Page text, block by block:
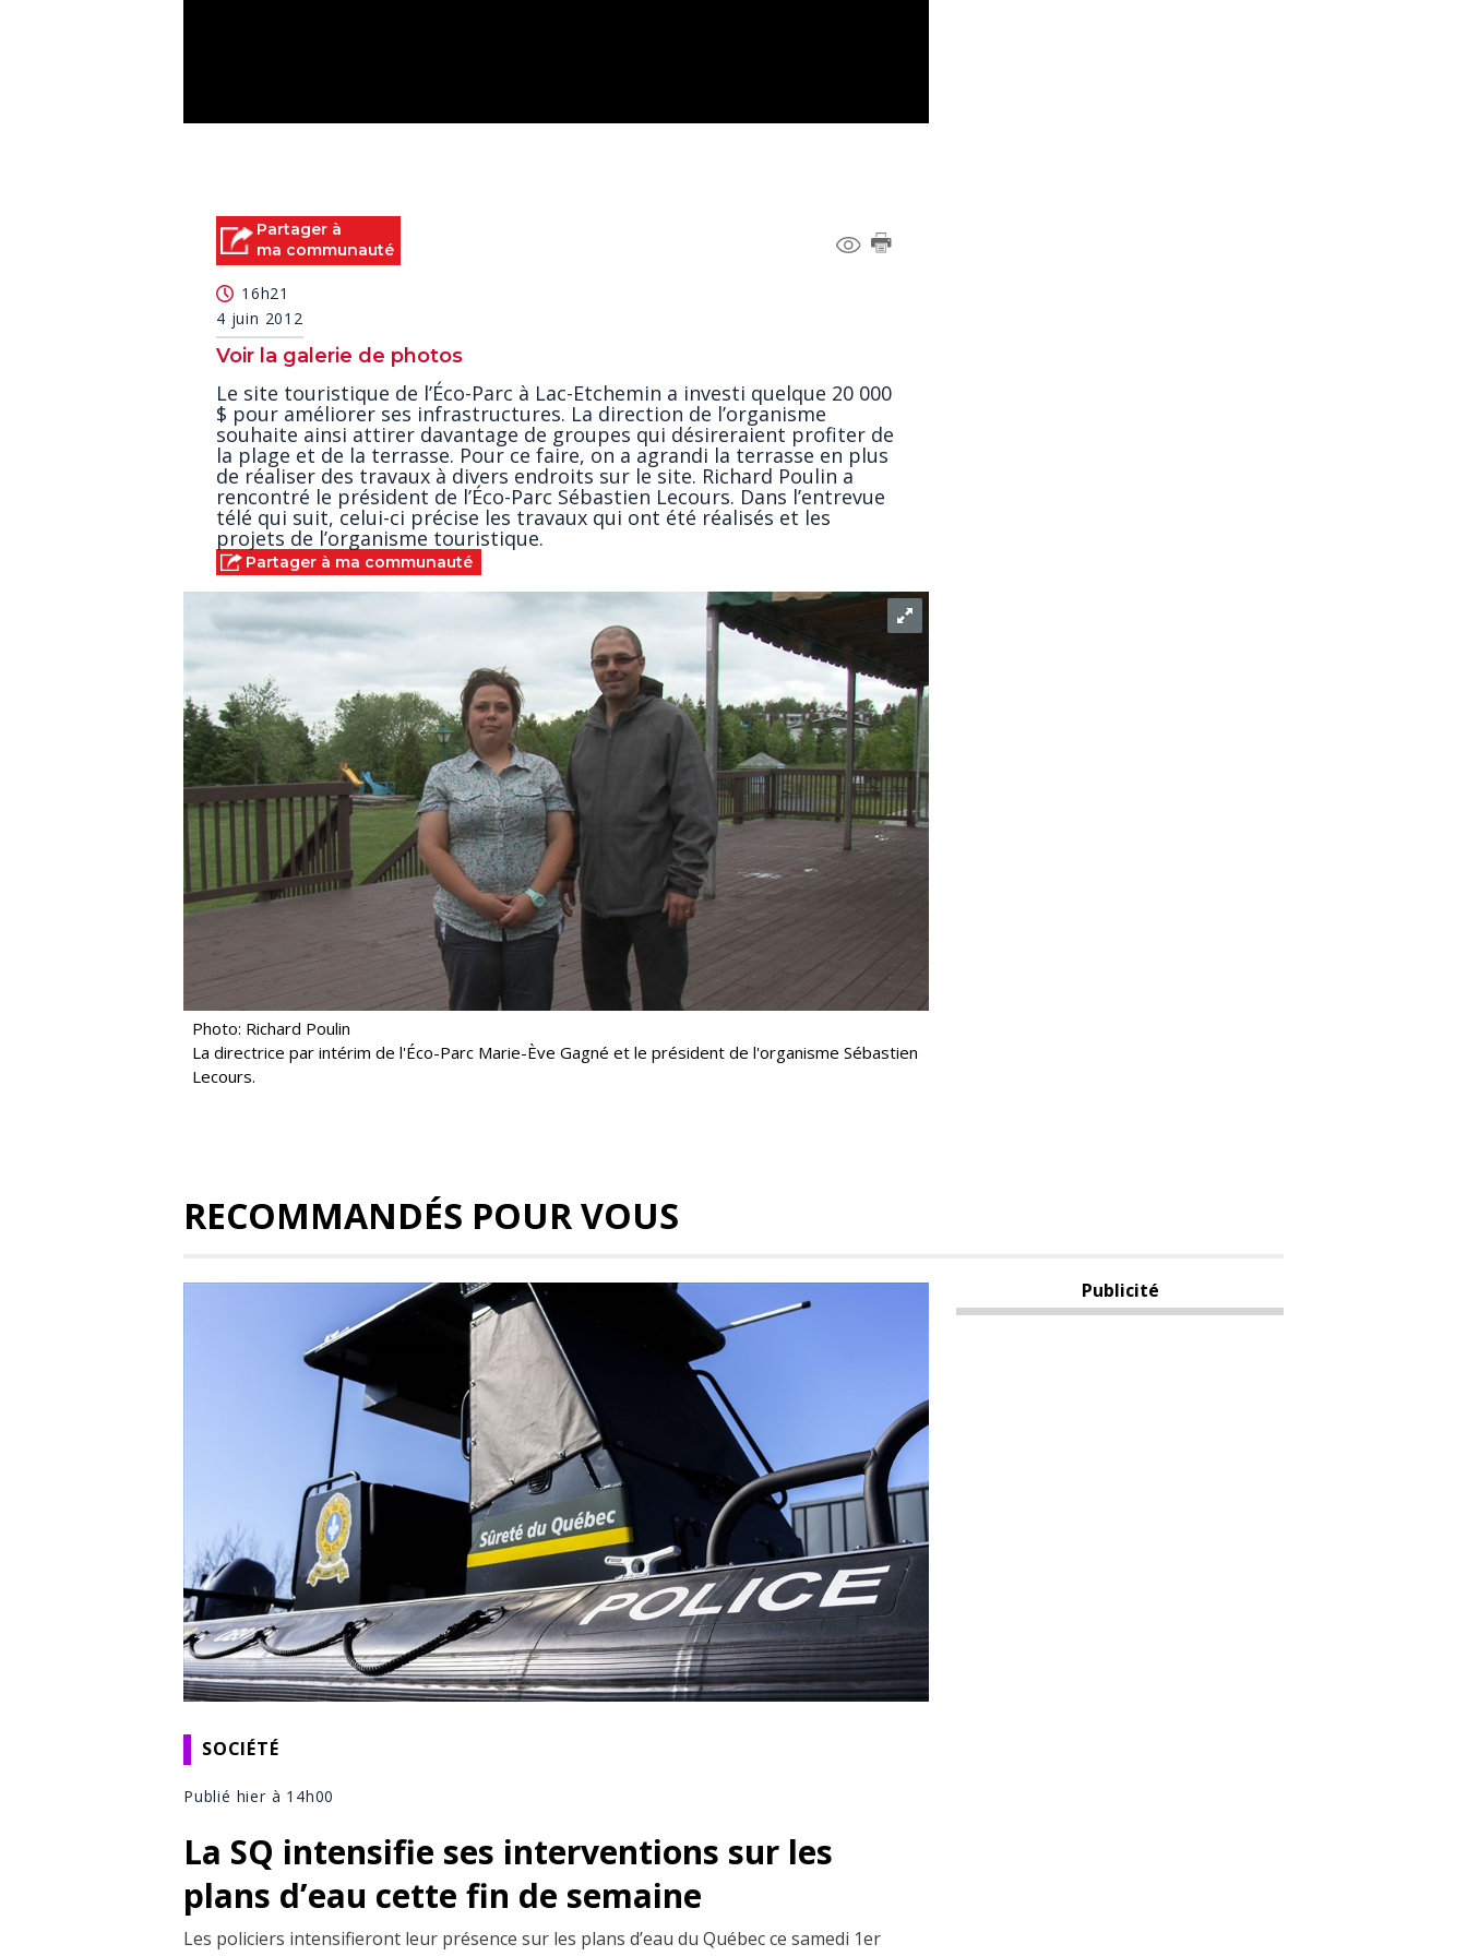
90%
Partager à
ma communauté
16h21
4 juin 2012
Voir la galerie de photos
Le site touristique de l’Éco-Parc à Lac-Etchemin a investi quelque 20 000
$ pour améliorer ses infrastructures. La direction de l’organisme
souhaite ainsi attirer davantage de groupes qui désireraient profiter de
la plage et de la terrasse. Pour ce faire, on a agrandi la terrasse en plus
de réaliser des travaux à divers endroits sur le site. Richard Poulin a
rencontré le président de l’Éco-Parc Sébastien Lecours. Dans l’entrevue
télé qui suit, celui-ci précise les travaux qui ont été réalisés et les
projets de l’organisme touristique.
Partager à ma communauté
Photo: Richard Poulin
La directrice par intérim de l'Éco-Parc Marie-Ève Gagné et le président de l'organisme Sébastien
Lecours.
RECOMMANDÉS POUR VOUS
SOCIÉTÉ
Publié hier à 14h00
La SQ intensifie ses interventions sur les
plans d’eau cette fin de semaine
Les policiers intensifieront leur présence sur les plans d’eau du Québec ce samedi 1er
Publicité